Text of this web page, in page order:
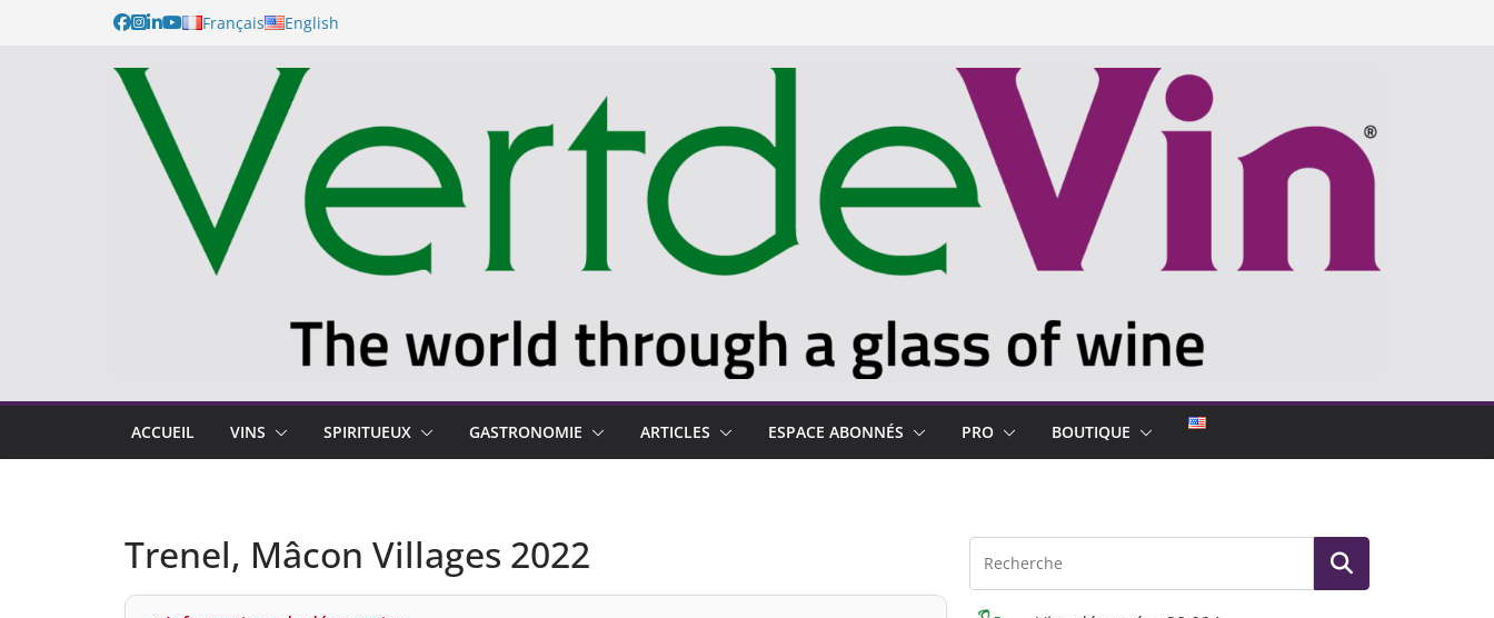
Français English
ACCUEIL VINS SPIRITUEUX GASTRONOMIE ARTICLES ESPACE ABONNÉS PRO BOUTIQUE
Trenel, Mâcon Villages 2022